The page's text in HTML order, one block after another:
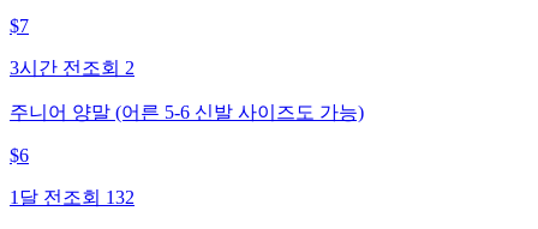
$7
3시간 전 조회 2
주니어 양말 (어른 5-6 신발 사이즈도 가능)
$6
1달 전 조회 132